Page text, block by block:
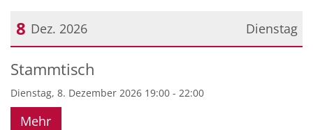
Dienstag
8 Dez. 2026
Datum: 8. Dezember 2026
Stammtisch
Dienstag, 8. Dezember 2026 19:00 - 22:00
Mehr